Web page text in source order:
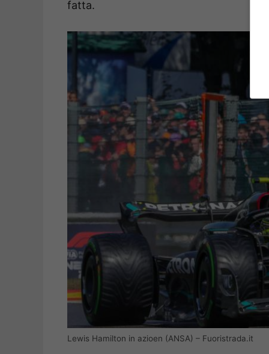
fatta.
Lewis Hamilton in azioen (ANSA) – Fuoristrada.it